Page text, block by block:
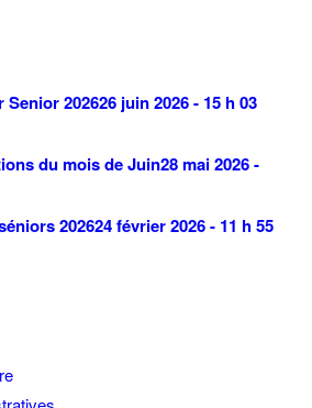
Senior 202626 juin 2026 - 15 h 03
du mois de Juin28 mai 2026 -
202624 février 2026 - 11 h 55